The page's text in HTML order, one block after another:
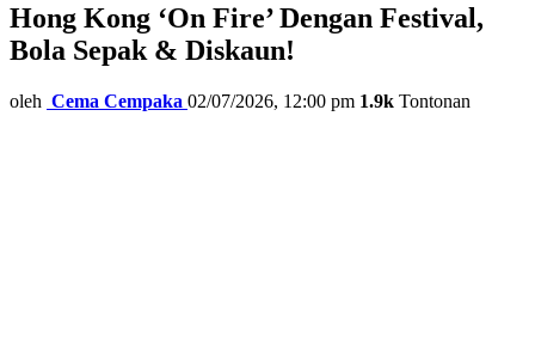
Hong Kong ‘On Fire’ Dengan Festival,
Bola Sepak & Diskaun!
oleh Cema Cempaka 02/07/2026, 12:00 pm 1.9k Tontonan